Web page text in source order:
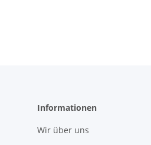
Informationen
Wir über uns